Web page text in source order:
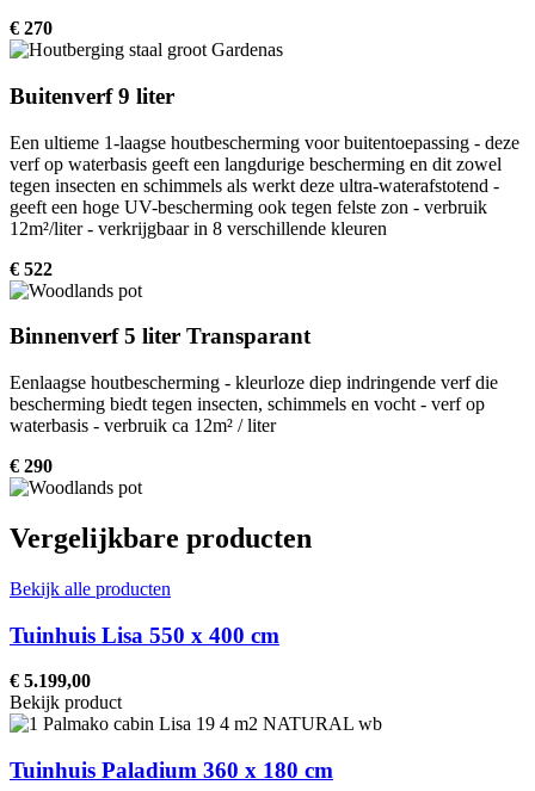
€ 270
Buitenverf 9 liter
Een ultieme 1-laagse houtbescherming voor buitentoepassing - deze
verf op waterbasis geeft een langdurige bescherming en dit zowel
tegen insecten en schimmels als werkt deze ultra-waterafstotend -
geeft een hoge UV-bescherming ook tegen felste zon - verbruik
12m²/liter - verkrijgbaar in 8 verschillende kleuren
€ 522
Binnenverf 5 liter Transparant
Eenlaagse houtbescherming - kleurloze diep indringende verf die
bescherming biedt tegen insecten, schimmels en vocht - verf op
waterbasis - verbruik ca 12m² / liter
€ 290
Vergelijkbare producten
Bekijk alle producten
Tuinhuis Lisa 550 x 400 cm
€ 5.199,00
Bekijk product
Tuinhuis Paladium 360 x 180 cm